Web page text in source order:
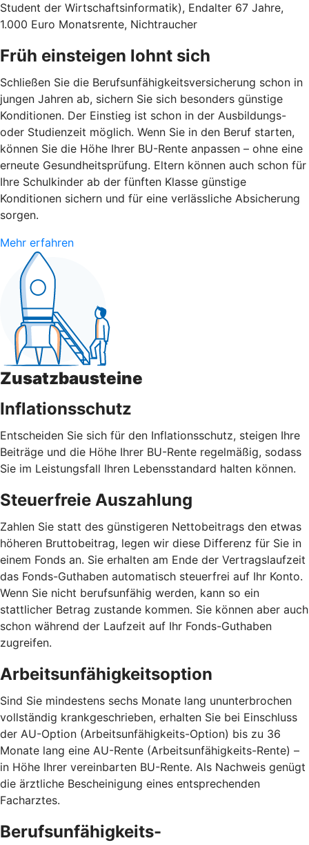
Student der Wirtschaftsinformatik), Endalter 67 Jahre,
1.000 Euro Monatsrente, Nichtraucher
Früh einsteigen lohnt sich
Schließen Sie die Berufsunfähigkeitsversicherung schon in
jungen Jahren ab, sichern Sie sich besonders günstige
Konditionen. Der Einstieg ist schon in der Ausbildungs-
oder Studienzeit möglich. Wenn Sie in den Beruf starten,
können Sie die Höhe Ihrer BU-Rente anpassen – ohne eine
erneute Gesundheitsprüfung. Eltern können auch schon für
Ihre Schulkinder ab der fünften Klasse günstige
Konditionen sichern und für eine verlässliche Absicherung
sorgen.
Mehr erfahren
Zusatzbausteine
Inflationsschutz
Entscheiden Sie sich für den Inflationsschutz, steigen Ihre
Beiträge und die Höhe Ihrer BU-Rente regelmäßig, sodass
Sie im Leistungsfall Ihren Lebensstandard halten können.
Steuerfreie Auszahlung
Zahlen Sie statt des günstigeren Nettobeitrags den etwas
höheren Bruttobeitrag, legen wir diese Differenz für Sie in
einem Fonds an. Sie erhalten am Ende der Vertragslaufzeit
das Fonds-Guthaben automatisch steuerfrei auf Ihr Konto.
Wenn Sie nicht berufsunfähig werden, kann so ein
stattlicher Betrag zustande kommen. Sie können aber auch
schon während der Laufzeit auf Ihr Fonds-Guthaben
zugreifen.
Arbeitsunfähigkeitsoption
Sind Sie mindestens sechs Monate lang ununterbrochen
vollständig krankgeschrieben, erhalten Sie bei Einschluss
der AU-Option (Arbeitsunfähigkeits-Option) bis zu 36
Monate lang eine AU-Rente (Arbeitsunfähigkeits-Rente) –
in Höhe Ihrer vereinbarten BU-Rente. Als Nachweis genügt
die ärztliche Bescheinigung eines entsprechenden
Facharztes.
Berufsunfähigkeits-